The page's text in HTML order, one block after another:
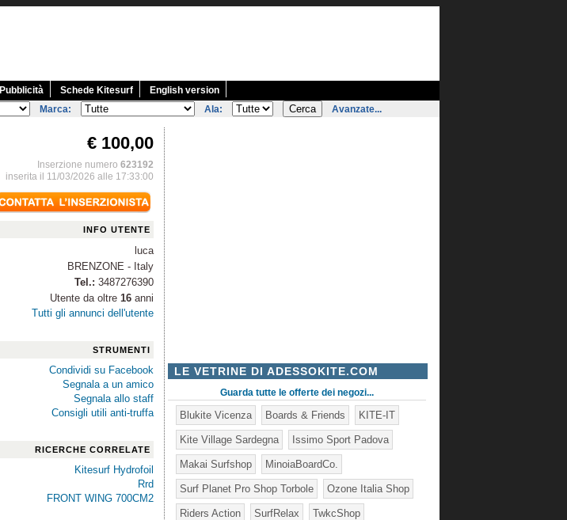
Pubblicità Schede Kitesurf
English version
Marca: Ala: Avanzate...
€ 100,00
Inserzione numero 623192
inserita il 11/03/2026 alle 17:33:00
INFO UTENTE
luca
BRENZONE - Italy
Tel.: 3487276390
Utente da oltre 16 anni
Tutti gli annunci dell'utente
STRUMENTI
Condividi su Facebook
Segnala a un amico
Segnala allo staff
Consigli utili anti-truffa
RICERCHE CORRELATE
Kitesurf Hydrofoil
Rrd
FRONT WING 700CM2
LE VETRINE DI ADESSOKITE.COM
Guarda tutte le offerte dei negozi...
Blukite Vicenza Boards & Friends KITE-IT
Kite Village Sardegna Issimo Sport Padova
Makai Surfshop MinoiaBoardCo.
Surf Planet Pro Shop Torbole Ozone Italia Shop
Riders Action SurfRelax TwkcShop